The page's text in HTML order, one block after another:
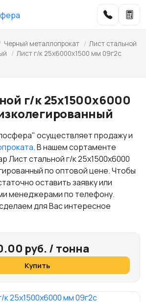
Черный металлопрокат / Лист стальной
/ Лист г/к 25х6000х1500 мм 09г2с
г/к 25х1500х6000
осуществляет продажу и
. В нашем сортаменте
Лист стальной г/к 25х1500х6000
по оптовой цене. Чтобы
оставить заявку или
менеджерами по телефону.
для Вас интересное
руб. / тонна
Купить